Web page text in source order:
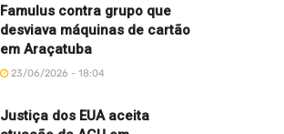
Famulus contra grupo que
desviava máquinas de cartão
em Araçatuba
23/06/2026 - 18:04
Justiça dos EUA aceita